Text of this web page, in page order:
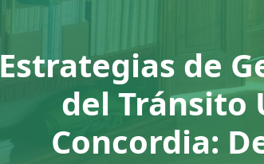
Estrategias de
del Tránsito
Concordia: